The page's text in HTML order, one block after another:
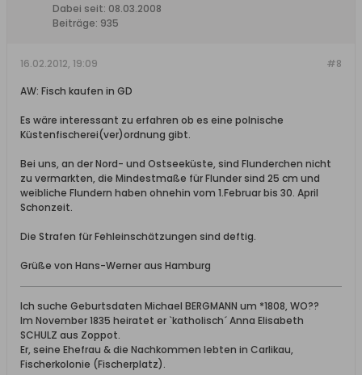
Dabei seit: 08.03.2008
Beiträge: 935
#8
16.02.2012, 19:09
AW: Fisch kaufen in GD
Es wäre interessant zu erfahren ob es eine polnische
Küstenfischerei(ver)ordnung gibt.
Bei uns, an der Nord- und Ostseeküste, sind Flunderchen nicht
zu vermarkten, die Mindestmaße für Flunder sind 25 cm und
weibliche Flundern haben ohnehin vom 1.Februar bis 30. April
Schonzeit.
Die Strafen für Fehleinschätzungen sind deftig.
Grüße von Hans-Werner aus Hamburg
Ich suche Geburtsdaten Michael BERGMANN um *1808, WO??
Im November 1835 heiratet er `katholisch´ Anna Elisabeth
SCHULZ aus Zoppot.
Er, seine Ehefrau & die Nachkommen lebten in Carlikau,
Fischerkolonie (Fischerplatz).